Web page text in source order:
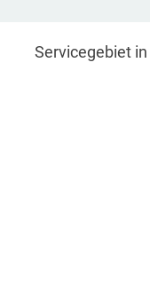
Servicegebiet in